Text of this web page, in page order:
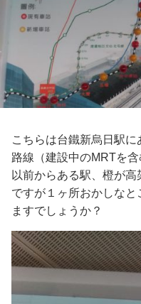
こちらは台鐵新烏日駅
路線（建設中のMRTを
以前からある駅、橙が
ですが１ヶ所おかしなと
ますでしょうか？